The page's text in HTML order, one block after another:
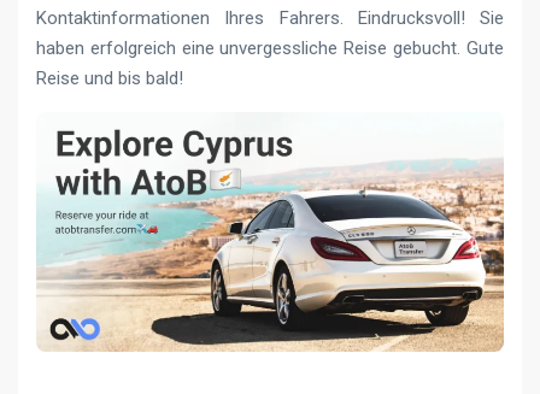
Kontaktinformationen Ihres Fahrers. Eindrucksvoll! Sie
haben erfolgreich eine unvergessliche Reise gebucht. Gute
Reise und bis bald!